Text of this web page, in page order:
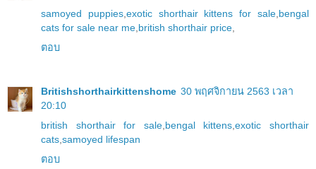
samoyed puppies, exotic shorthair kittens for sale bengal
cats for sale near me british shorthair price
ตอบ
Britishshorthairkittenshome 30 พฤศจิกายน 2563 เวลา
20:10
british shorthair for sale, bengal kittens ,exotic shorthair
cats samoyed lifespan
ตอบ